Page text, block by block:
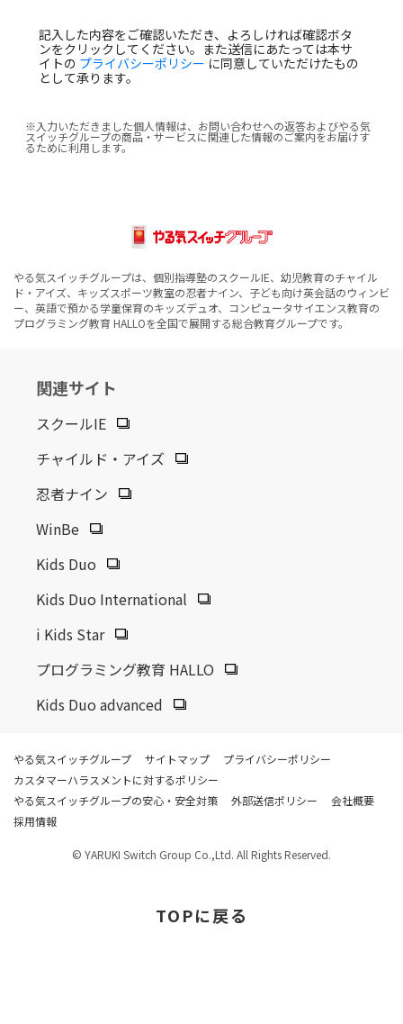
記入した内容をご確認いただき、よろしければ確認ボタ
ンをクリックしてください。また送信にあたっては本サ
イトの プライバシーポリシー に同意していただけたもの
として承ります。
※入力いただきました個人情報は、お問い合わせへの返答およびやる気
スイッチグループの商品・サービスに関連した情報のご案内をお届けす
るために利用します。
やる気スイッチグループは、個別指導塾のスクールIE、幼児教育のチャイル
ド・アイズ、キッズスポーツ教室の忍者ナイン、子ども向け英会話のウィンビ
ー、英語で預かる学童保育のキッズデュオ、コンピュータサイエンス教育の
プログラミング教育 HALLOを全国で展開する総合教育グループです。
関連サイト
スクールIE
チャイルド・アイズ
忍者ナイン
WinBe
Kids Duo
Kids Duo International
i Kids Star
プログラミング教育 HALLO
Kids Duo advanced
やる気スイッチグループ サイトマップ
プライバシーポリシー
カスタマーハラスメントに対するポリシー
やる気スイッチグループの安心・安全対策
外部送信ポリシー
会社概要
採用情報
© YARUKI Switch Group Co.,Ltd. All Rights Reserved.
TOPに戻る